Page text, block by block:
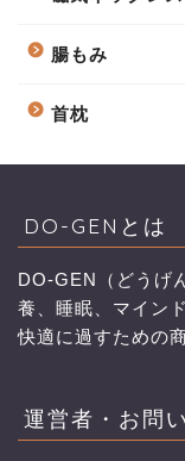
腸もみ
首枕
DO-GENとは
DO-GEN（どうげ
養、睡眠、マイン
快適に過すための
運営者・お問